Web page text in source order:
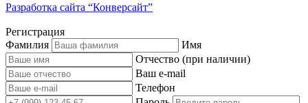
Разработка сайта “Конверсайт”
Регистрация
Фамилия
Имя
Отчество (при наличии)
Ваш e-mail
Телефон